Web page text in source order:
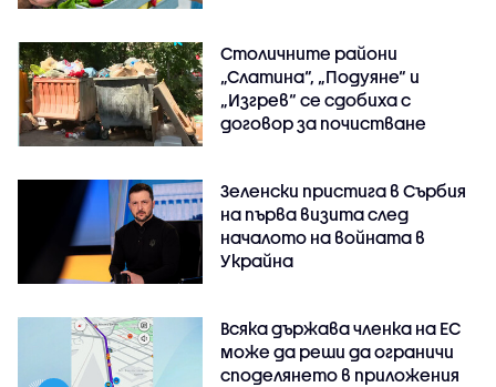
Столичните райони
„Слатина“, „Подуяне“ и
„Изгрев“ се сдобиха с
договор за почистване
Зеленски пристига в Сърбия
на първа визита след
началото на войната в
Украйна
Всяка държава членка на ЕС
може да реши да ограничи
споделянето в приложения